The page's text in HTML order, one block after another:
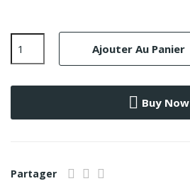
Ajouter Au Panier
Buy Now
Partager